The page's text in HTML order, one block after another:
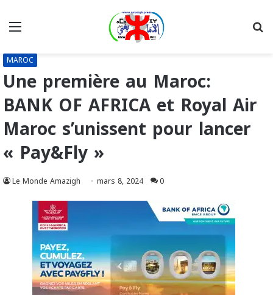
MAROC
Une première au Maroc:
BANK OF AFRICA et Royal Air
Maroc s’unissent pour lancer
« Pay&Fly »
Le Monde Amazigh mars 8, 2024 0